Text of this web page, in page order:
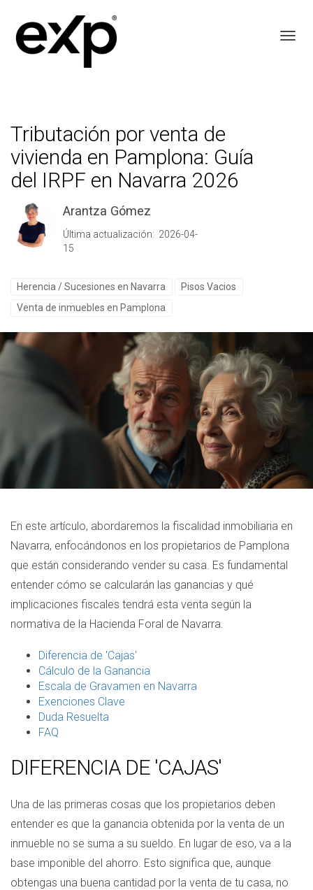
Tributación por venta de
vivienda en Pamplona: Guía
del IRPF en Navarra 2026
Arantza Gómez
Última actualización: 2026-04-
15
Herencia / Sucesiones en Navarra
Pisos Vacios
Venta de inmuebles en Pamplona
En este artículo, abordaremos la fiscalidad inmobiliaria en
Navarra, enfocándonos en los propietarios de Pamplona
que están considerando vender su casa. Es fundamental
entender cómo se calcularán las ganancias y qué
implicaciones fiscales tendrá esta venta según la
normativa de la Hacienda Foral de Navarra.
Diferencia de 'Cajas'
Cálculo de la Ganancia
Escala de Gravamen en Navarra
Exenciones Clave
Duda Resuelta
FAQ
DIFERENCIA DE 'CAJAS'
Una de las primeras cosas que los propietarios deben
entender es que la ganancia obtenida por la venta de un
inmueble no se suma a su sueldo. En lugar de eso, va a la
base imponible del ahorro. Esto significa que, aunque
obtengas una buena cantidad por la venta de tu casa, no